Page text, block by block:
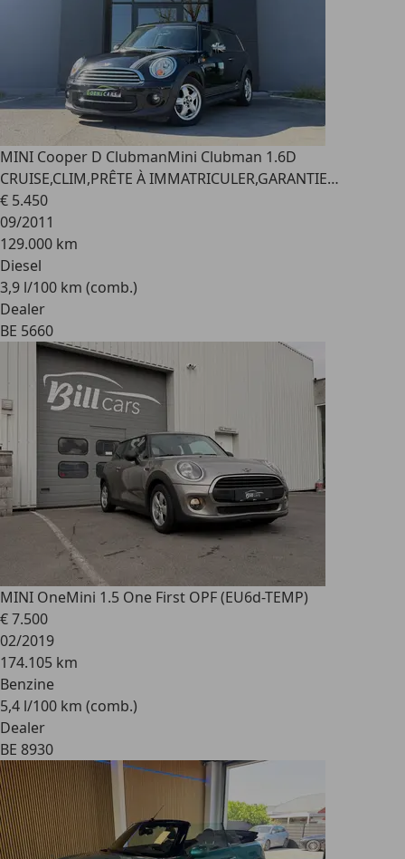
MINI Cooper D ClubmanMini Clubman 1.6D
CRUISE,CLIM,PRÊTE À IMMATRICULER,GARANTIE…
€ 5.450
09/2011
129.000 km
Diesel
3,9 l/100 km (comb.)
Dealer
BE 5660
MINI OneMini 1.5 One First OPF (EU6d-TEMP)
€ 7.500
02/2019
174.105 km
Benzine
5,4 l/100 km (comb.)
Dealer
BE 8930